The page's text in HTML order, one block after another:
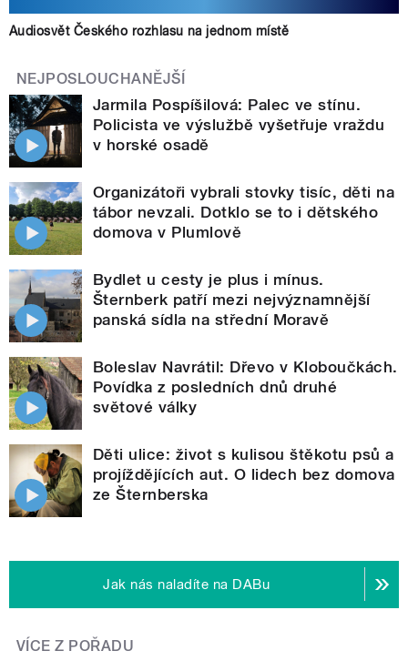
Audiosvět Českého rozhlasu na jednom místě
NEJPOSLOUCHANĚJŠÍ
Jarmila Pospíšilová: Palec ve stínu.
Policista ve výslužbě vyšetřuje vraždu
v horské osadě
Organizátoři vybrali stovky tisíc, děti na
tábor nevzali. Dotklo se to i dětského
domova v Plumlově
Bydlet u cesty je plus i mínus.
Šternberk patří mezi nejvýznamnější
panská sídla na střední Moravě
Boleslav Navrátil: Dřevo v Kloboučkách.
Povídka z posledních dnů druhé
světové války
Děti ulice: život s kulisou štěkotu psů a
projíždějících aut. O lidech bez domova
ze Šternberska
Jak nás naladíte na DABu
VÍCE Z POŘADU